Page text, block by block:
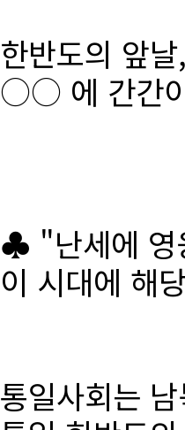
한반도의 앞
○○ 에 간간
♣ "난세에 영
이 시대에 해
통일사회는